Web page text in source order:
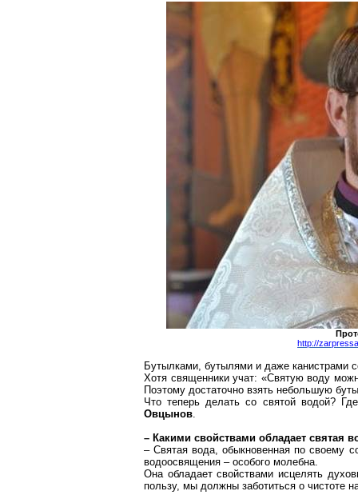
http://
Бутылками, бутылями и даже канистрами
Хотя священники учат: «Святую воду
Поэтому достаточно взять небольшую
Что теперь делать со святой водой?
Овцынов.
– Какими свойствами обладает святая
– Святая вода, обыкновенная по своему
водоосвящения – особого молебна.
Она обладает свойствами исцелять
пользу, мы должны заботиться о чистоте